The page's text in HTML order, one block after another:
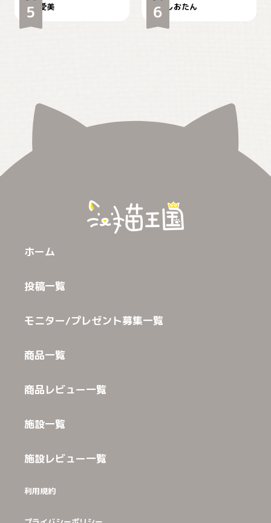
爱美 しおたん
ホーム
投稿一覧
モニター/プレゼント募集一覧
商品一覧
商品レビュー一覧
施設一覧
施設レビュー一覧
利用規約